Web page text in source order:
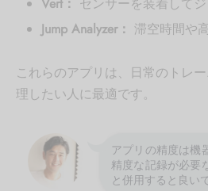
Jump Analyzer： 滞空時間や
これらのアプリは、日常のトレ
理したい人に最適です。
アプリの精度は機
精度な記録が必要
と併用すると良い